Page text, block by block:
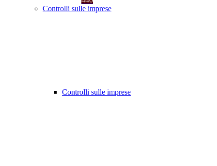
Controlli sulle imprese
Controlli sulle imprese